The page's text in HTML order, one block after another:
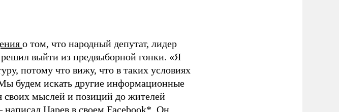
о том, что народный депутат, лидер
выйти из предвыборной гонки. «Я
потому что вижу, что в таких условиях
будем искать другие информационные
своих мыслей и позиций до жителей
Царев в своем Facebook* . Он